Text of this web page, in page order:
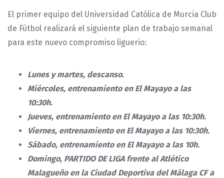
El primer equipo del Universidad Católica de Murcia Club
de Fútbol realizará el siguiente plan de trabajo semanal
para este nuevo compromiso liguerio:
Lunes y martes, descanso.
Miércoles, entrenamiento en El Mayayo a las
10:30h.
Jueves, entrenamiento en El Mayayo a las 10:30h.
Viernes, entrenamiento en El Mayayo a las 10:30h.
Sábado, entrenamiento en El Mayayo a las 10h.
Domingo, PARTIDO DE LIGA frente al Atlético
Malagueño en la Ciudad Deportiva del Málaga CF a